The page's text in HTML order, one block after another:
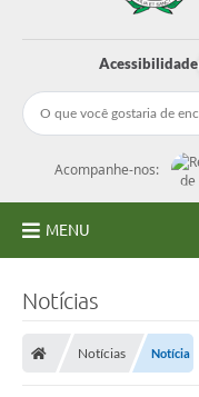
Acessibilidade
Acompanhe-nos:
MENU
Notícias
Notícias Notícia